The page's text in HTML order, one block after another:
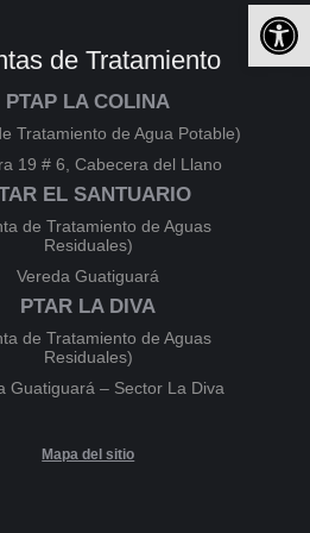
de Tratamiento
PTAP LA COLINA
Tratamiento de Agua Potable)
19 # 6, Cabecera del Llano
EL SANTUARIO
de Tratamiento de Aguas
Residuales)
Vereda Guatiguará
PTAR LA DIVA
de Tratamiento de Aguas
Residuales)
Guatiguará – Sector La Diva
Mapa del sitio